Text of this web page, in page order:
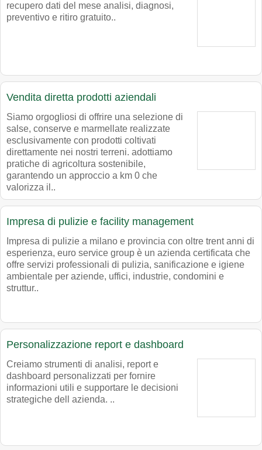
recupero dati del mese analisi, diagnosi,
preventivo e ritiro gratuito..
Vendita diretta prodotti aziendali
Siamo orgogliosi di offrire una selezione di
salse, conserve e marmellate realizzate
esclusivamente con prodotti coltivati
direttamente nei nostri terreni. adottiamo
pratiche di agricoltura sostenibile,
garantendo un approccio a km 0 che
valorizza il..
Impresa di pulizie e facility management
Impresa di pulizie a milano e provincia con oltre trent anni di
esperienza, euro service group è un azienda certificata che
offre servizi professionali di pulizia, sanificazione e igiene
ambientale per aziende, uffici, industrie, condomini e
struttur..
Personalizzazione report e dashboard
Creiamo strumenti di analisi, report e
dashboard personalizzati per fornire
informazioni utili e supportare le decisioni
strategiche dell azienda. ..